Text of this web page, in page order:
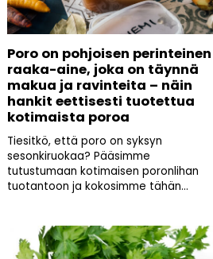
Poro on pohjoisen perinteinen
raaka-aine, joka on täynnä
makua ja ravinteita – näin
hankit eettisesti tuotettua
kotimaista poroa
Tiesitkö, että poro on syksyn
sesonkiruokaa? Pääsimme
tutustumaan kotimaisen poronlihan
tuotantoon ja kokosimme tähän...